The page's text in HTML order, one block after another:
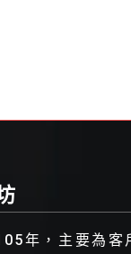
年，主要為客